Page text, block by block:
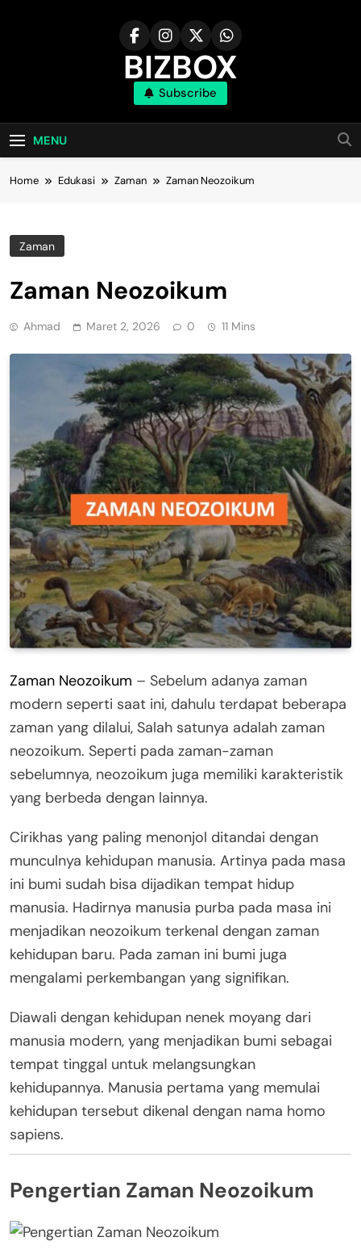
BIZBOX
Bizbox – Media Informasi Terkini
Subscribe
MENU
Home Edukasi Zaman Zaman Neozoikum
Zaman
Zaman Neozoikum
Ahmad Maret 2, 2026 0 11 Mins
Zaman Neozoikum – Sebelum adanya zaman
modern seperti saat ini, dahulu terdapat beberapa
zaman yang dilalui, Salah satunya adalah zaman
neozoikum. Seperti pada zaman-zaman
sebelumnya, neozoikum juga memiliki karakteristik
yang berbeda dengan lainnya.
Cirikhas yang paling menonjol ditandai dengan
munculnya kehidupan manusia. Artinya pada masa
ini bumi sudah bisa dijadikan tempat hidup
manusia. Hadirnya manusia purba pada masa ini
menjadikan neozoikum terkenal dengan zaman
kehidupan baru. Pada zaman ini bumi juga
mengalami perkembangan yang signifikan.
Diawali dengan kehidupan nenek moyang dari
manusia modern, yang menjadikan bumi sebagai
tempat tinggal untuk melangsungkan
kehidupannya. Manusia pertama yang memulai
kehidupan tersebut dikenal dengan nama homo
sapiens.
Pengertian Zaman Neozoikum